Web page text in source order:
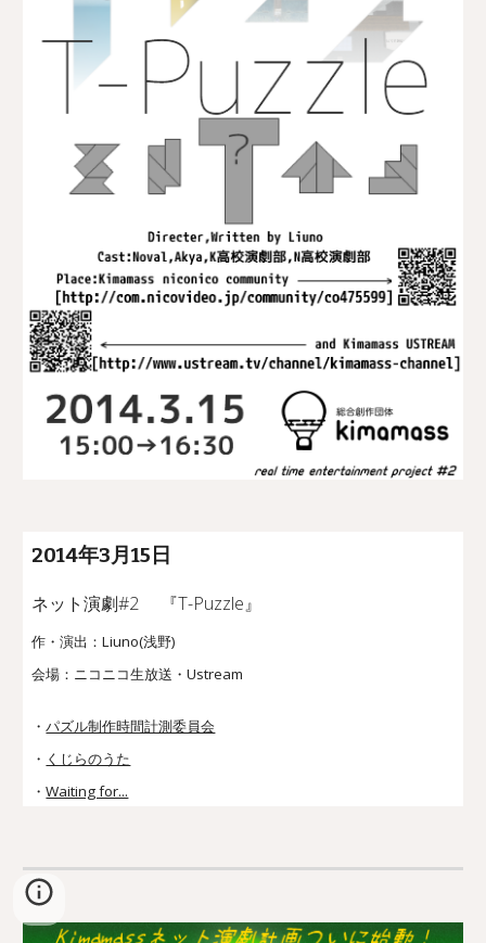
2014年3月15 日
ネット演劇#2 『T-Puzzle』
作・演出：Liuno(浅野)
会場：ニコニコ生放送・Ustream
・パズル制作時間計測委員会
・ くじらのうた
・Waiting for...